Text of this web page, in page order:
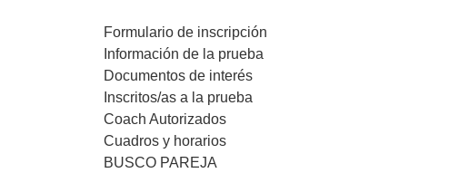
Formulario de inscripción
Información de la prueba
Documentos de interés
Inscritos/as a la prueba
Coach Autorizados
Cuadros y horarios
BUSCO PAREJA